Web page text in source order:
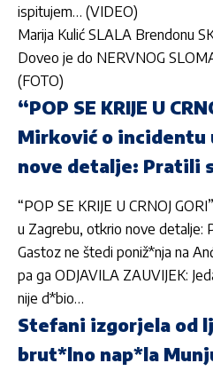
ispitujem… (VIDEO)
Marija Kulić SLALA Brendonu
Doveo je do NERVNOG
(FOTO)
“POP SE KRIJE U
Mirković o incidentu
nove detalje: Pratili
“POP SE KRIJE U CRNOJ
u Zagrebu, otkrio nove detalje:
Gastoz ne štedi poniž*nja na
pa ga ODJAVILA ZAUVIJEK:
nije d*bio…
Stefani izgorjela od
brut*lno nap*la